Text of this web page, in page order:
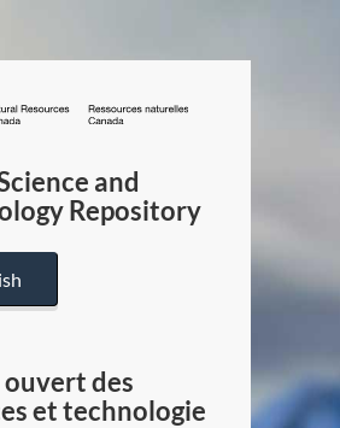
/
Canada
and
Repository
des
et technologie